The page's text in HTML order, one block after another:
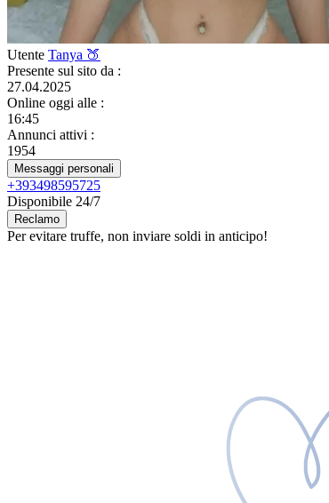
Utente Tanya 🍑
Presente sul sito da :
27.04.2025
Online oggi alle :
16:45
Annunci attivi :
1954
Messaggi personali
+393498595725
Disponibile 24/7
Reclamo
Per evitare truffe, non inviare soldi in anticipo!